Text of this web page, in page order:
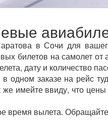
в Сочи для
билетов на самолет
дату и количество
одном заказе на рейс
же имейте ввиду, что
время вылета.